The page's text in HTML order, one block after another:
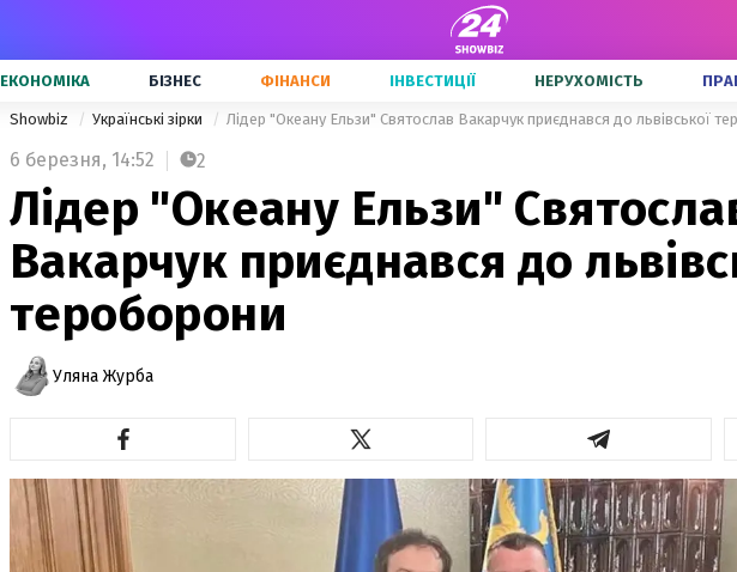
ЕКОНОМІКА БІЗНЕС ФІНАНСИ ІНВЕСТИЦІЇ НЕРУХОМІСТЬ
Showbiz Українські зірки Лідер "Океану Ельзи" Святослав Вакарчук приєднався до львівської
6 березня, 14:52 2
Лідер "Океану Ельзи"
Вакарчук приєднався до
тероборони
Уляна Журба